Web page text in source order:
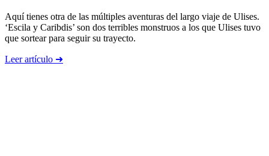
Aquí tienes otra de las múltiples aventuras del largo viaje de Ulises.
‘Escila y Caribdis’ son dos terribles monstruos a los que Ulises tuvo
que sortear para seguir su trayecto.
Leer artículo ➜